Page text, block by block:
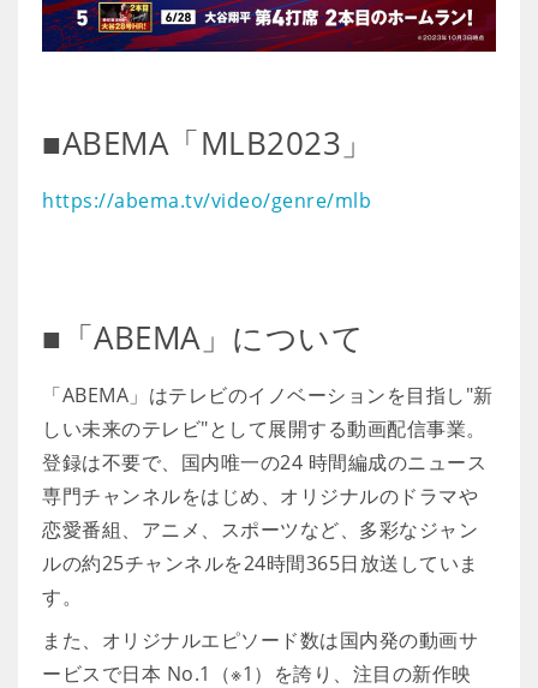
■ABEMA「MLB2023」
https://abema.tv/video/genre/mlb
■「ABEMA」について
「ABEMA」はテレビのイノベーションを目指し"新
しい未来のテレビ"として展開する動画配信事業。
登録は不要で、国内唯一の24 時間編成のニュース
専門チャンネルをはじめ、オリジナルのドラマや
恋愛番組、アニメ、スポーツなど、多彩なジャン
ルの約25チャンネルを24時間365日放送していま
す。
また、オリジナルエピソード数は国内発の動画サ
ービスで日本 No.1（※1）を誇り、注目の新作映